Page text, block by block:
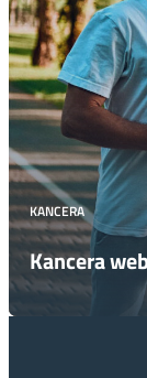
KANCERA
Kancera